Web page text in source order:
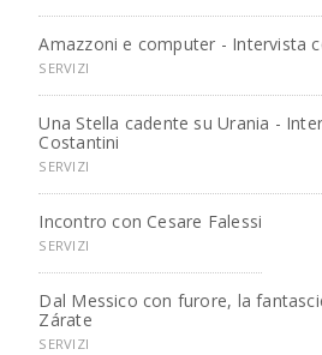
Amazzoni e computer - Intervista
SERVIZI
Una Stella cadente su Urania -
Costantini
SERVIZI
Incontro con Cesare Falessi
SERVIZI
Dal Messico con furore, la
Zárate
SERVIZI